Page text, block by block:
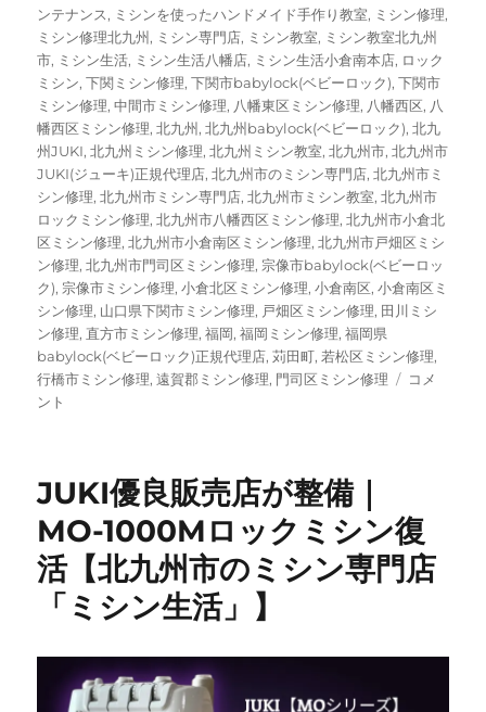
ンテナンス, ミシンを使ったハンドメイド手作り教室, ミシン修理,
ミシン修理北九州, ミシン専門店, ミシン教室, ミシン教室北九州
市, ミシン生活, ミシン生活八幡店, ミシン生活小倉南本店, ロック
ミシン,下関ミシン修理,下関市babylock(ベビーロック),下関市
ミシン修理,中間市ミシン修理, 八幡東区ミシン修理, 八幡西区, 八
幡西区ミシン修理,北九州,北九州babylock(ベビーロック),北九
州JUKI,北九州ミシン修理,北九州ミシン教室,北九州市,北九州市
JUKI(ジューキ)正規代理店,北九州市のミシン専門店,北九州市ミ
シン修理,北九州市ミシン専門店,北九州市ミシン教室,北九州市
ロックミシン修理,北九州市八幡西区ミシン修理,北九州市小倉北
区ミシン修理,北九州市小倉南区ミシン修理,北九州市戸畑区ミシ
ン修理,北九州市門司区ミシン修理,宗像市babylock(ベビーロッ
ク),宗像市ミシン修理,小倉北区ミシン修理,小倉南区,小倉南区ミ
シン修理, 山口県下関市ミシン修理, 戸畑区ミシン修理, 田川ミシ
ン修理, 直方市ミシン修理,福岡,福岡ミシン修理,福岡県
babylock(ベビーロック)正規代理店,苅田町,若松区ミシン修理,
行橋市ミシン修理,遠賀郡ミシン修理, 門司区ミシン修理
北
ー
ロ
ッ
ク）
コメ
ント
JUKI優良販売店が整備｜
MO-1000Mロックミシン復
活【北九州市のミシン専門店
「ミシン生活」】